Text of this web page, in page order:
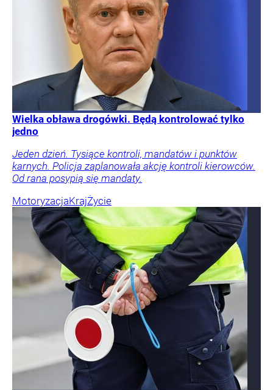
Wielka obława drogówki. Będą kontrolować tylko
jedno
Jeden dzień. Tysiące kontroli, mandatów i punktów
karnych. Policja zaplanowała akcję kontroli kierowców.
Od rana posypią się mandaty.
MotoryzacjaKrajŻycie